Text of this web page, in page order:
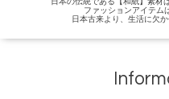
ファッションアイテム
日本古来より、生活に欠